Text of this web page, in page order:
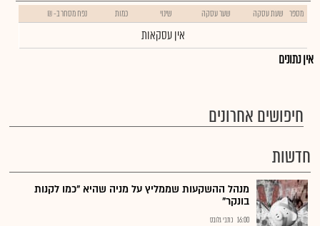
מספר שעת עסקה שער עסקה שינוי כמות נפח מסחר ב- ₪
אין עסקאות
אין נתונים
חיפושים אחרונים
חדשות
מנהל ההשקעות שממליץ על מניה שהיא "כמו לקנות
בונקר"
16:00 כתבי גלובס